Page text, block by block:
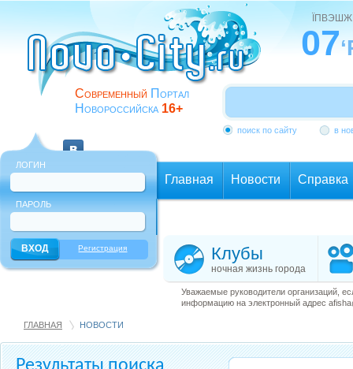
Современный Портал
Новороссийска 16+
07
поиск по сайту в
ЛОГИН
ПАРОЛЬ
Регистрация
Главная Новости Справка
Клубы
ночная жизнь города
Уважаемые руководители организаций,
информацию на электронный адрес
ГЛАВНАЯ НОВОСТИ